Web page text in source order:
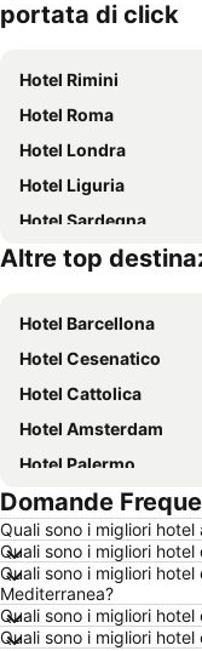
portata di click
Hotel Rimini
Hotel Roma
Hotel Londra
Hotel Liguria
Hotel Sardegna
Hotel Toscana
Altre top
Hotel Barcellona
Hotel Cesenatico
Hotel Cattolica
Hotel Amsterdam
Hotel Palermo
Hotel Sharm el-
Hotel Milano
Hotel Milano
Hotel New York
Hotel Vienna
Domande
Quali sono i migliori
Quali sono i migliori
Quali sono i migliori
Mediterranea?
Quali sono i migliori
Quali sono i migliori